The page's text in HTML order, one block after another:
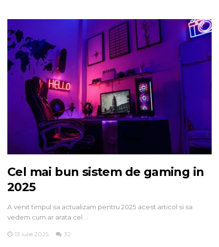
Cel mai bun sistem de gaming in
2025
A venit timpul sa actualizam pentru 2025 acest articol si sa
vedem cum ar arata cel …
13 iulie 2025 32